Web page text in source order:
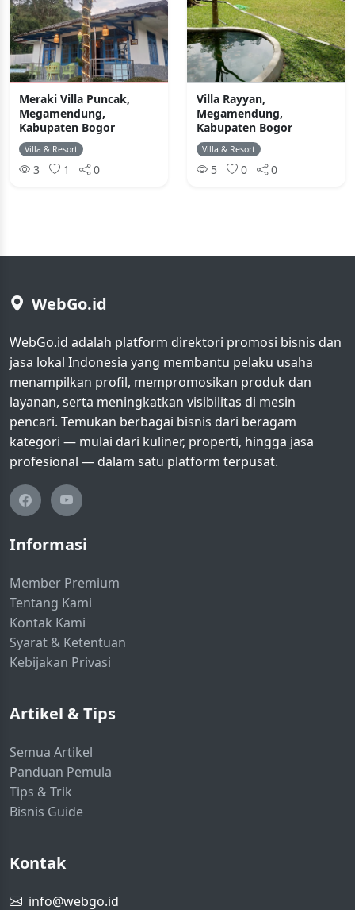
Meraki Villa Puncak,
Megamendung,
Kabupaten Bogor
Villa & Resort
3 1 0
Villa Rayyan,
Megamendung,
Kabupaten Bogor
Villa & Resort
5 0 0
WebGo.id
WebGo.id adalah platform direktori promosi bisnis dan
jasa lokal Indonesia yang membantu pelaku usaha
menampilkan profil, mempromosikan produk dan
layanan, serta meningkatkan visibilitas di mesin
pencari. Temukan berbagai bisnis dari beragam
kategori — mulai dari kuliner, properti, hingga jasa
profesional — dalam satu platform terpusat.
Informasi
Member Premium
Tentang Kami
Kontak Kami
Syarat & Ketentuan
Kebijakan Privasi
Artikel & Tips
Semua Artikel
Panduan Pemula
Tips & Trik
Bisnis Guide
Kontak
info@webgo.id